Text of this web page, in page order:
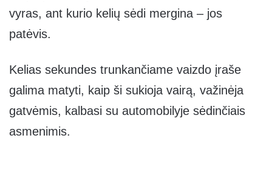
vyras, ant kurio kelių sėdi mergina – jos
patėvis.
Kelias sekundes trunkančiame vaizdo įraše
galima matyti, kaip ši sukioja vairą, važinėja
gatvėmis, kalbasi su automobilyje sėdinčiais
asmenimis.